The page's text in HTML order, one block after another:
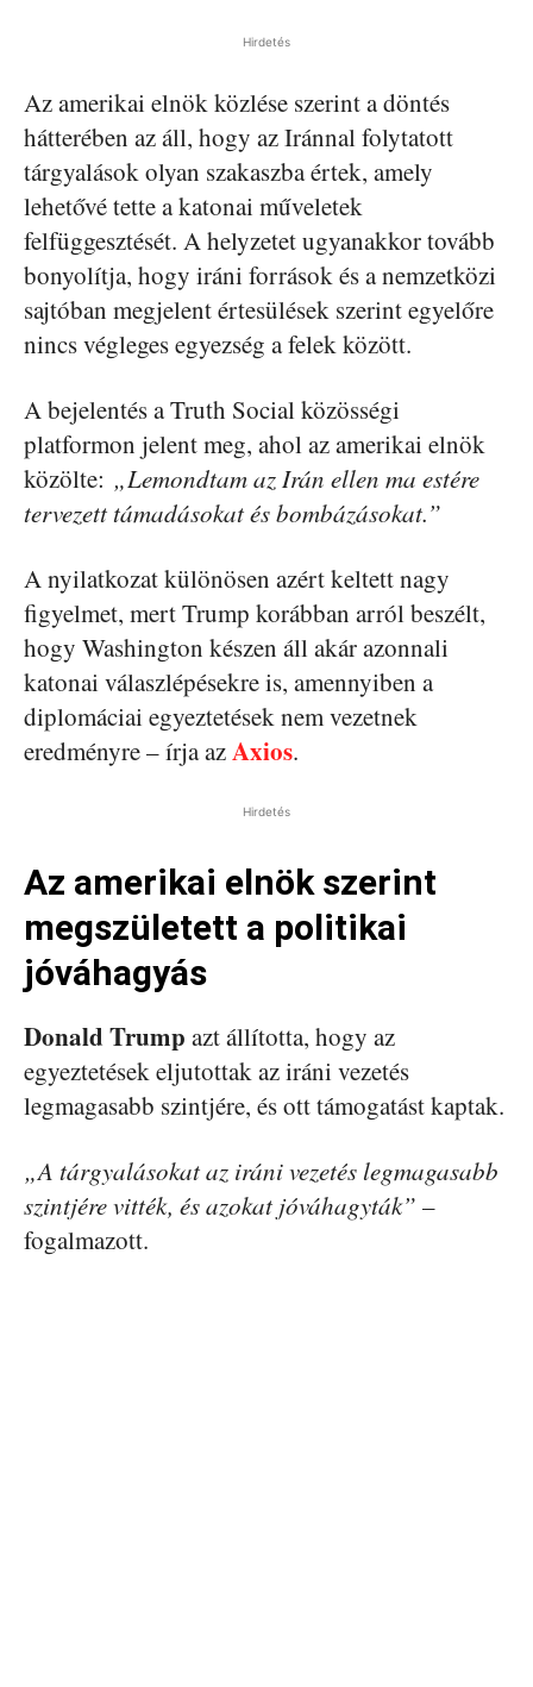
Hirdetés
Az amerikai elnök közlése szerint a döntés
hátterében az áll, hogy az Iránnal folytatott
tárgyalások olyan szakaszba értek, amely
lehetővé tette a katonai műveletek
felfüggesztését. A helyzetet ugyanakkor tovább
bonyolítja, hogy iráni források és a nemzetközi
sajtóban megjelent értesülések szerint egyelőre
nincs végleges egyezség a felek között.
A bejelentés a Truth Social közösségi
platformon jelent meg, ahol az amerikai elnök
közölte: „Lemondtam az Irán ellen ma estére
tervezett támadásokat és bombázásokat.”
A nyilatkozat különösen azért keltett nagy
figyelmet, mert Trump korábban arról beszélt,
hogy Washington készen áll akár azonnali
katonai válaszlépésekre is, amennyiben a
diplomáciai egyeztetések nem vezetnek
eredményre – írja azAxios.
Hirdetés
Az amerikai elnök szerint
megszületett a politikai
jóváhagyás
Donald Trump azt állította, hogy az
egyeztetések eljutottak az iráni vezetés
legmagasabb szintjére, és ott támogatást kaptak.
„A tárgyalásokat az iráni vezetés legmagasabb
szintjére vitték, és azokat jóváhagyták” –
fogalmazott.